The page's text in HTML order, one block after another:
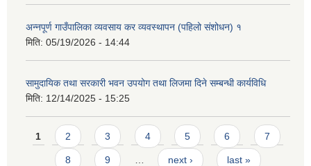
अन्नपूर्ण गाउँपालिका व्यवसाय कर व्यवस्थापन (पहिलो संशोधन) १
मिति: 05/19/2026 - 14:44
सामुदायिक तथा सरकारी भवन उपयोग तथा लिजमा दिने सम्बन्धी कार्यविधि
मिति: 12/14/2025 - 15:25
Pages
1 2 3 4 5 6 7
8 9 next › last »